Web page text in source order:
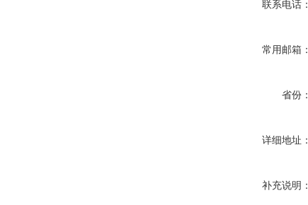
联系电话：
常用邮箱：
省份：
详细地址：
补充说明：